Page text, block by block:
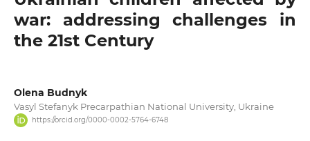
war: addressing challenges in
the 21st Century
Olena Budnyk
Vasyl Stefanyk Precarpathian National University, Ukraine
https://orcid.org/0000-0002-5764-6748